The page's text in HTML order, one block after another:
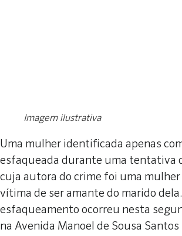
Imagem ilustrativa
Uma mulher identificada apenas
esfaqueada durante uma tentativa
cuja autora do crime foi uma mulher
vítima de ser amante do marido
esfaqueamento ocorreu nesta
na Avenida Manoel de Sousa